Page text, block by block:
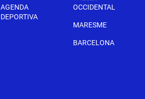
AGENDA
DEPORTIVA
OCCIDENTAL
MARESME
BARCELONA